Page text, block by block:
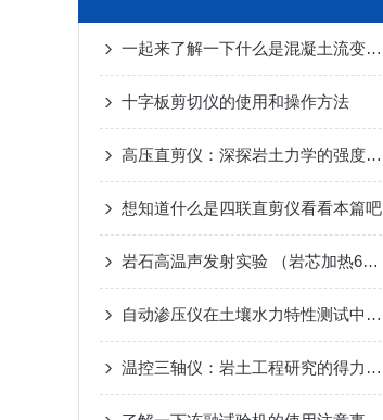
一起来了解一下什么是混凝土流变仪吧
十字板剪切仪的使用和操作方法
高压直剪仪：深探岩土力学的强度标尺
想知道什么是四联直剪仪看看本篇吧
岩石高温声发射实验 （岩芯加热600度）
自动渗压仪在土壤水力特性测试中的应用与分析
温控三轴仪：岩土工程研究的得力助手